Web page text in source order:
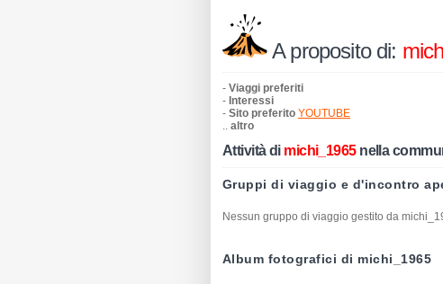
A proposito di:
- Viaggi preferiti
- Interessi
- Sito preferito YOUTUBE
.. altro
Attività dimichi_1965nella
Gruppi di viaggio e d'incontro
Nessun gruppo di viaggio gestito da
Album fotografici di michi_1965